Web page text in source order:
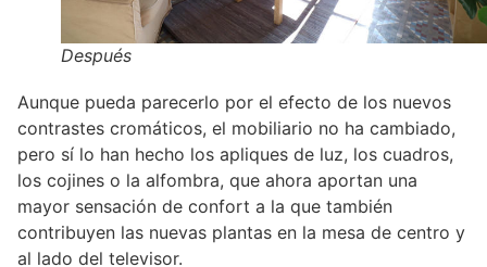
Después
Aunque pueda parecerlo por el efecto de los nuevos
contrastes cromáticos, el mobiliario no ha cambiado,
pero sí lo han hecho los apliques de luz, los cuadros,
los cojines o la alfombra, que ahora aportan una
mayor sensación de confort a la que también
contribuyen las nuevas plantas en la mesa de centro y
al lado del televisor.